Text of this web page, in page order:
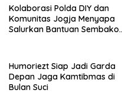
Kolaborasi Polda DIY dan
Komunitas Jogja Menyapa
Salurkan Bantuan Sembako,
Humoriezt Siap Jadi Garda
Depan Jaga Kamtibmas di
Bulan Suci